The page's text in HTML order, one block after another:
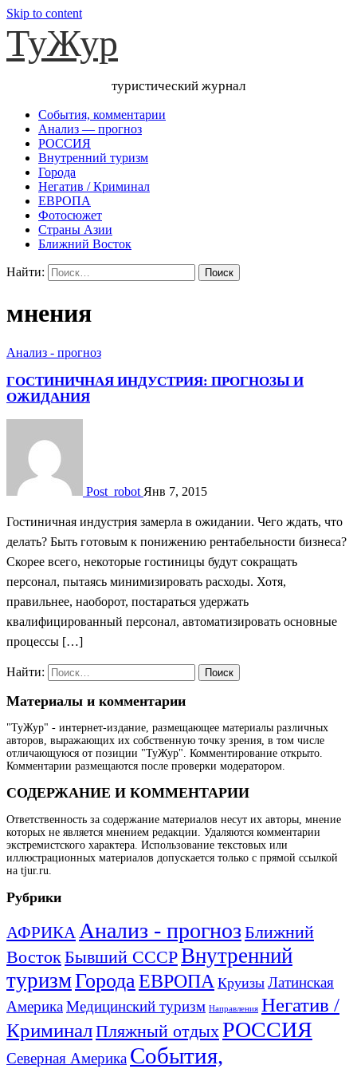
Skip to content
ТуЖур
туристический журнал
События, комментарии
Анализ — прогноз
РОССИЯ
Внутренний туризм
Города
Негатив / Криминал
ЕВРОПА
Фотосюжет
Страны Азии
Ближний Восток
Найти:
мнения
Анализ - прогноз
ГОСТИНИЧНАЯ ИНДУСТРИЯ: ПРОГНОЗЫ И
ОЖИДАНИЯ
Post_robot Янв 7, 2015
Гостиничная индустрия замерла в ожидании. Чего ждать, что
делать? Быть готовым к понижению рентабельности бизнеса?
Скорее всего, некоторые гостиницы будут сокращать
персонал, пытаясь минимизировать расходы. Хотя,
правильнее, наоборот, постараться удержать
квалифицированный персонал, автоматизировать основные
процессы […]
Найти:
Материалы и комментарии
"ТуЖур" - интернет-издание, размещающее материалы различных
авторов, выражающих их собственную точку зрения, в том числе
отличающуюся от позиции "ТуЖур". Комментирование открыто.
Комментарии размещаются после проверки модератором.
СОДЕРЖАНИЕ И КОММЕНТАРИИ
Ответственность за содержание материалов несут их авторы, мнение
которых не является мнением редакции. Удаляются комментарии
экстремистского характера. Использование текстовых или
иллюстрационных материалов допускается только с прямой ссылкой
на tjur.ru.
Рубрики
АФРИКА Анализ - прогноз Ближний
Восток Бывший СССРВнутренний
туризмГорода ЕВРОПА Круизы Латинская
Америка Медицинский туризм Направления Негатив /
КриминалПляжный отдыхРОССИЯ
Северная Америка События,